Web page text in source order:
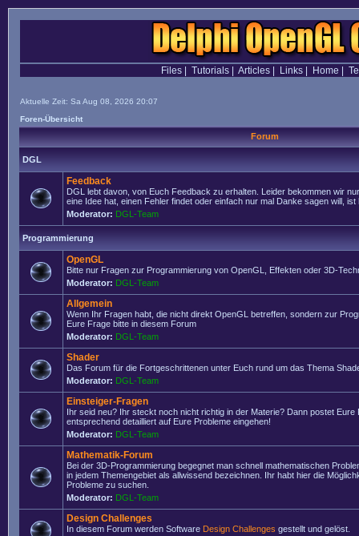
Files| Tutorials| Articles| Links| Home
Aktuelle Zeit: Sa Aug 08, 2026 20:07
Foren-Übersicht
Forum
DGL
Feedback
DGL lebt davon, von Euch Feedback zu erhalten. Leider bekommen wir
eine Idee hat, einen Fehler findet oder einfach nur mal Danke sagen will, ist
Moderator: DGL-Team
Programmierung
OpenGL
Bitte nur Fragen zur Programmierung von OpenGL, Effekten oder 3D-
Moderator: DGL-Team
Allgemein
Wenn Ihr Fragen habt, die nicht direkt OpenGL betreffen, sondern zur
Eure Frage bitte in diesem Forum
Moderator: DGL-Team
Shader
Das Forum für die Fortgeschrittenen unter Euch rund um das Thema
Moderator: DGL-Team
Einsteiger-Fragen
Ihr seid neu? Ihr steckt noch nicht richtig in der Materie? Dann postet Eure
entsprechend detailliert auf Eure Probleme eingehen!
Moderator: DGL-Team
Mathematik-Forum
Bei der 3D-Programmierung begegnet man schnell mathematischen
in jedem Themengebiet als allwissend bezeichnen. Ihr habt hier die
Probleme zu suchen.
Moderator: DGL-Team
Design Challenges
In diesem Forum werden Software Design Challenges gestellt und gelöst.